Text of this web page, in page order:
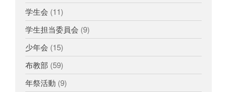
学生会 (11)
学生担当委員会 (9)
少年会 (15)
布教部 (59)
年祭活動 (9)